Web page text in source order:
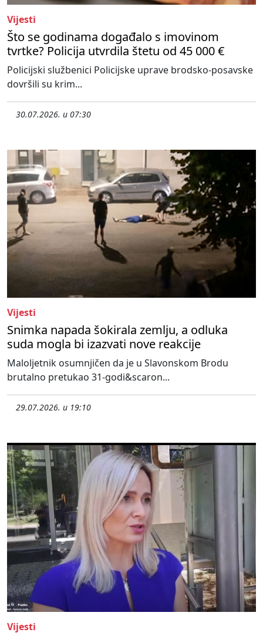
Vijesti
Što se godinama događalo s imovinom
tvrtke? Policija utvrdila štetu od 45 000 €
Policijski službenici Policijske uprave brodsko-posavske
dovršili su krim...
30.07.2026. u 07:30
Vijesti
Snimka napada šokirala zemlju, a odluka
suda mogla bi izazvati nove reakcije
Maloljetnik osumnjičen da je u Slavonskom Brodu
brutalno pretukao 31-godi&scaron...
29.07.2026. u 19:10
Vijesti